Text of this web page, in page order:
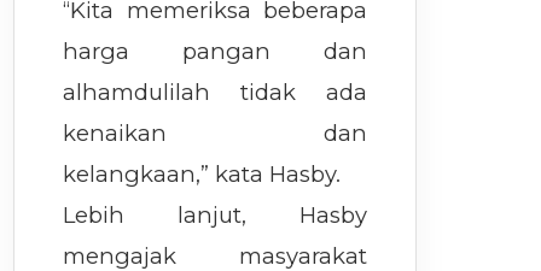
“Kita memeriksa beberapa
harga pangan dan
alhamdulilah tidak ada
kenaikan dan
kelangkaan,” kata Hasby.
Lebih lanjut, Hasby
mengajak masyarakat